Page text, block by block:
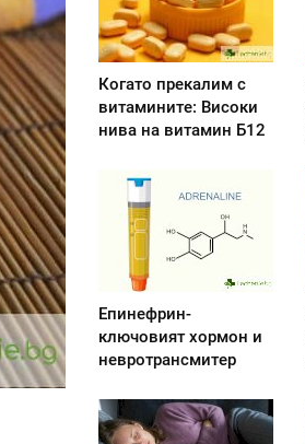
Когато прекалим с
витамините: Високи
нива на витамин Б12
Епинефрин-
ключовият хормон и
невротрансмитер